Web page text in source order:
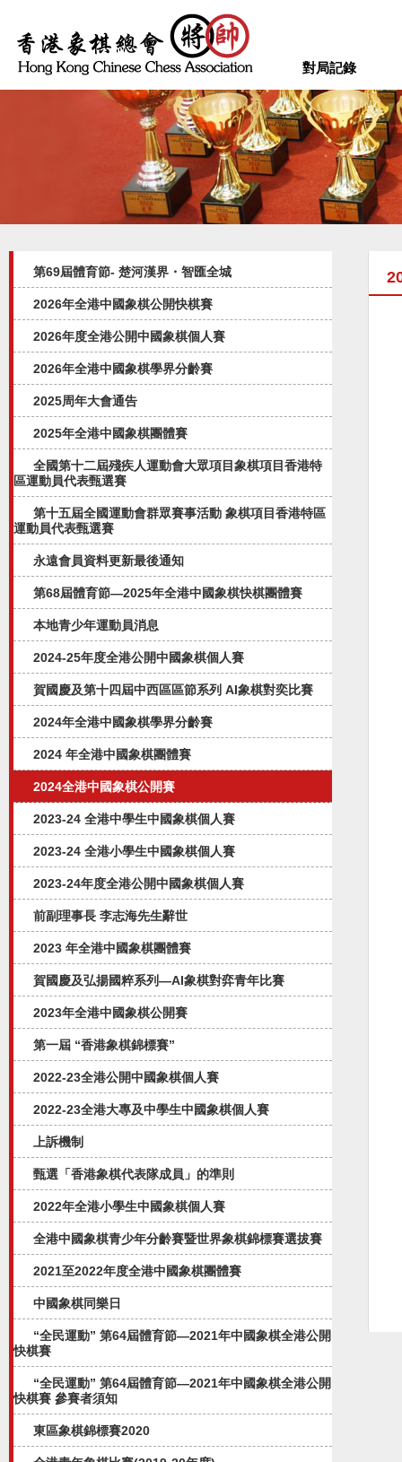
對局記錄
第69屆體育節- 楚河漢界・智匯全城
2026年全港中國象棋公開快棋賽
2026年度全港公開中國象棋個人賽
2026年全港中國象棋學界分齡賽
2025周年大會通告
2025年全港中國象棋團體賽
全國第十二屆殘疾人運動會大眾項目象棋項目香港特
區運動員代表甄選賽
第十五屆全國運動會群眾賽事活動 象棋項目香港特區
運動員代表甄選賽
永遠會員資料更新最後通知
第68屆體育節—2025年全港中國象棋快棋團體賽
本地青少年運動員消息
2024-25年度全港公開中國象棋個人賽
賀國慶及第十四屆中西區區節系列 AI象棋對奕比賽
2024年全港中國象棋學界分齡賽
2024 年全港中國象棋團體賽
2024全港中國象棋公開賽
2023-24 全港中學生中國象棋個人賽
2023-24 全港小學生中國象棋個人賽
2023-24年度全港公開中國象棋個人賽
前副理事長 李志海先生辭世
2023 年全港中國象棋團體賽
賀國慶及弘揚國粹系列—AI象棋對弈⻘年比賽
2023年全港中國象棋公開賽
第一屆 “香港象棋錦標賽”
2022-23全港公開中國象棋個人賽
2022-23全港大專及中學生中國象棋個人賽
上訴機制
甄選「香港象棋代表隊成員」的準則
2022年全港小學生中國象棋個人賽
全港中國象棋青少年分齡賽暨世界象棋錦標賽選拔賽
2021至2022年度全港中國象棋團體賽
中國象棋同樂日
“全民運動” 第64屆體育節—2021年中國象棋全港公開
快棋賽
“全民運動” 第64屆體育節—2021年中國象棋全港公開
快棋賽 參賽者須知
東區象棋錦標賽2020